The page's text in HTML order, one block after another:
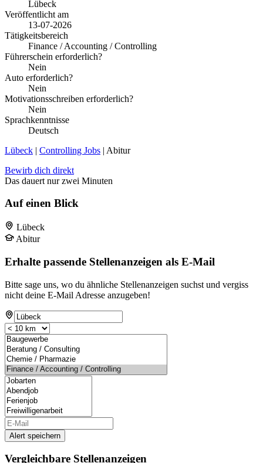
Lübeck
Veröffentlicht am
13-07-2026
Tätigkeitsbereich
Finance / Accounting / Controlling
Führerschein erforderlich?
Nein
Auto erforderlich?
Nein
Motivationsschreiben erforderlich?
Nein
Sprachkenntnisse
Deutsch
Lübeck | Controlling Jobs | Abitur
Bewirb dich direkt
Das dauert nur zwei Minuten
Auf einen Blick
Lübeck
Abitur
Erhalte passende Stellenanzeigen als E-Mail
Bitte sage uns, wo du ähnliche Stellenanzeigen suchst und vergiss
nicht deine E-Mail Adresse anzugeben!
Alert speichern
Vergleichbare Stellenanzeigen